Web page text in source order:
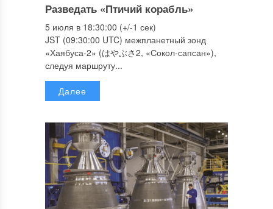
Разведать «Птичий корабль»
5 июля в 18:30:00 (+/-1 сек)
JST (09:30:00 UTC) межпланетный зонд
«Хаябуса-2» (はやぶさ2, «Сокол-сапсан»),
следуя маршруту...
Далее